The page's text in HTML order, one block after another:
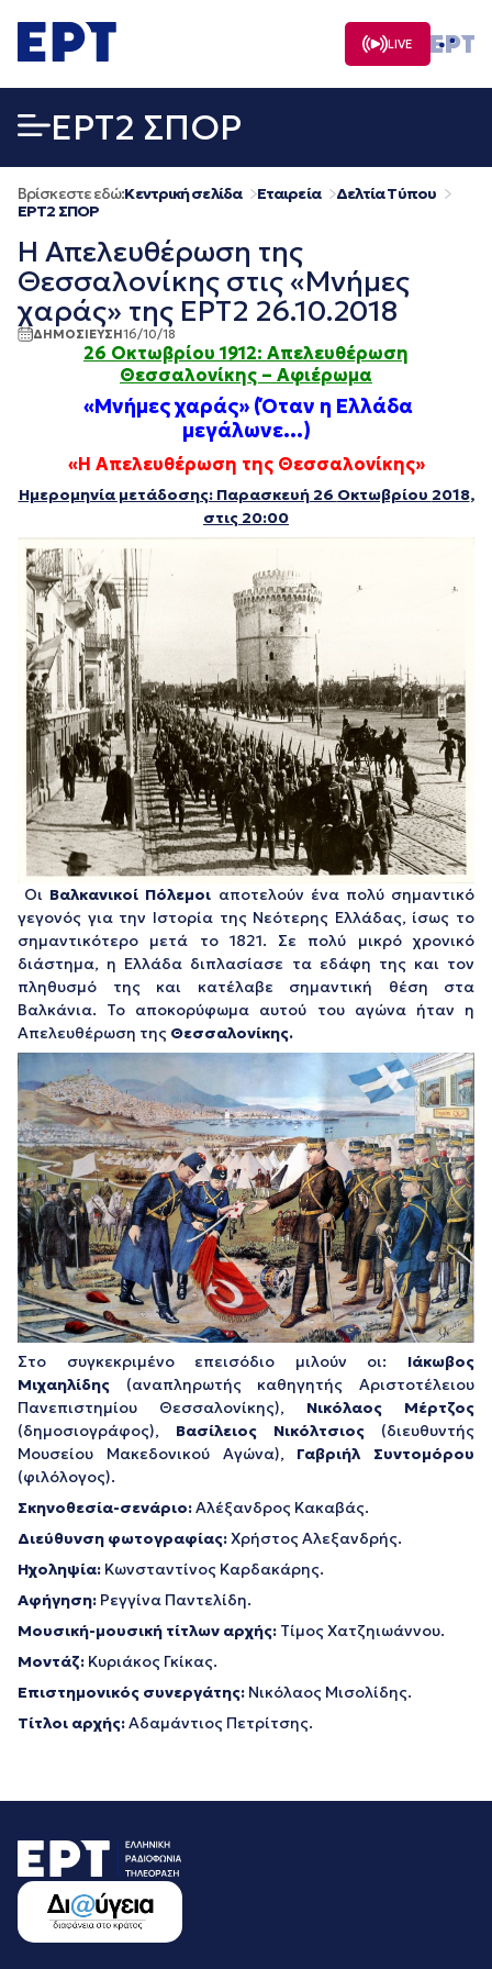
σε
περιεχόμενο
LIVE
EΡΤ2 ΣΠΟΡ
Βρίσκεστε εδώ:Κεντρική σελίδα Εταιρεία
Δελτία Τύπου
EΡΤ2 ΣΠΟΡ
Η Απελευθέρωση της
Θεσσαλονίκης στις «Μνήμες
χαράς» της ΕΡΤ2 26.10.2018
ΔΗΜΟΣΙΕΥΣΗ16/10/18
26 Οκτωβρίου 1912: Απελευθέρωση
Θεσσαλονίκης – Αφιέρωμα
«Μνήμες χαράς» (Όταν η Ελλάδα
μεγάλωνε…)
«Η Απελευθέρωση της Θεσσαλονίκης»
Ημερομηνία μετάδοσης: Παρασκευή 26 Οκτωβρίου 2018,
στις 20:00
Οι Βαλκανικοί Πόλεμοι αποτελούν ένα πολύ σημαντικό
γεγονός για την Ιστορία της Νεότερης Ελλάδας, ίσως το
σημαντικότερο μετά το 1821. Σε πολύ μικρό χρονικό
διάστημα, η Ελλάδα διπλασίασε τα εδάφη της και τον
πληθυσμό της και κατέλαβε σημαντική θέση στα
Βαλκάνια. Το αποκορύφωμα αυτού του αγώνα ήταν η
Απελευθέρωση της Θεσσαλονίκης.
Στο συγκεκριμένο επεισόδιο μιλούν οι: Ιάκωβος
Μιχαηλίδης (αναπληρωτής καθηγητής Αριστοτέλειου
Πανεπιστημίου Θεσσαλονίκης), Νικόλαος Μέρτζος
(δημοσιογράφος), Βασίλειος Νικόλτσιος (διευθυντής
Μουσείου Μακεδονικού Αγώνα), Γαβριήλ Συντομόρου
(φιλόλογος).
Σκηνοθεσία-σενάριο:Αλέξανδρος Κακαβάς.
Διεύθυνση φωτογραφίας:Χρήστος Αλεξανδρής.
Ηχοληψία: Κωνσταντίνος Καρδακάρης.
Αφήγηση: Ρεγγίνα Παντελίδη.
Μουσική-μουσική τίτλων αρχής: Τίμος Χατζηιωάννου.
Μοντάζ: Κυριάκος Γκίκας.
Επιστημονικός συνεργάτης: Νικόλαος Μισολίδης.
Τίτλοι αρχής:Αδαμάντιος Πετρίτσης.